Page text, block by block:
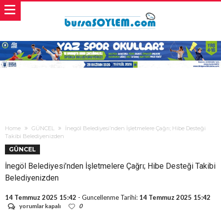
Home GÜNCEL
İnegöl Belediyesi’nden İşletmelere Çağrı; Hibe Desteği
Takibi Belediyenizden
GÜNCEL
İnegöl Belediyesi’nden İşletmelere Çağrı; Hibe Desteği Takibi
Belediyenizden
14 Temmuz 2025 15:42 - Guncellenme Tarihi: 14 Temmuz 2025 15:42
İnegöl
yorumlar kapalı 0